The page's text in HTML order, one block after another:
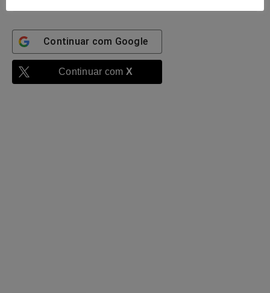
Continuar com Google
Continuar com X